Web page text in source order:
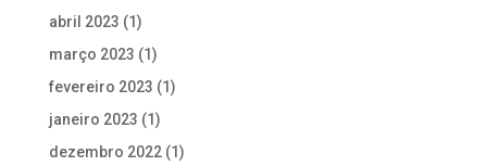
abril 2023 (1)
março 2023 (1)
fevereiro 2023 (1)
janeiro 2023 (1)
dezembro 2022(1)